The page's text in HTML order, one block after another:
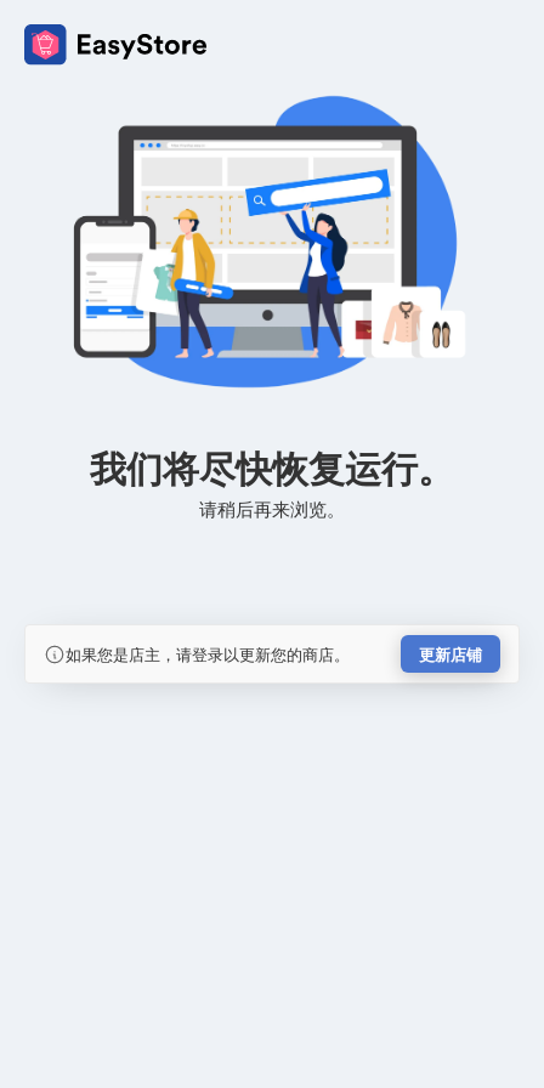
我们将尽快恢复运行。
请稍后再来浏览。
如果您是店主，请登录以更新您的商店。 更新店铺